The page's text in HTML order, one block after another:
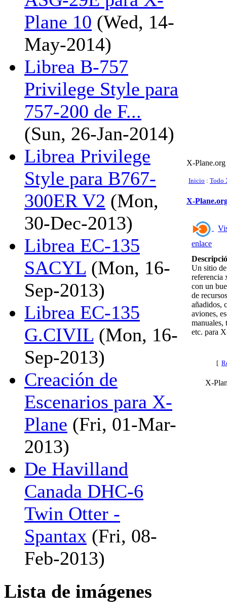
Plane 10 (Wed, 14-
May-2014)
Librea B-757
Privilege Style para
757-200 de F...
(Sun, 26-Jan-2014)
Librea Privilege
Style para B767-
300ER V2 (Mon,
30-Dec-2013)
Librea EC-135
SACYL (Mon, 16-
Sep-2013)
Librea EC-135
G.CIVIL (Mon, 16-
Sep-2013)
Creación de
Escenarios para X-
Plane (Fri, 01-Mar-
2013)
De Havilland
Canada DHC-6
Twin Otter -
Spantax (Fri, 08-
Feb-2013)
Lista de imágenes
X-Plane.org
Inicio : Todo
X-
enlace
Un sitio de
referencia
con un
de
añadidos,
aviones,
manuales,
etc. para
[
X-